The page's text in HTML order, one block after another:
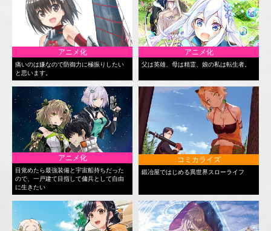
アニメ化
痛いのは嫌なので防御力に極振りしたい
と思います。
アニメ化
父は英雄、母は精霊、娘の私は転生者。
アニメ化
目覚めたら最強装備と宇宙船持ちだった
ので、一戸建て目指して傭兵として自由
に生きたい
コミカライズ
鍛冶屋ではじめる異世界スローライフ